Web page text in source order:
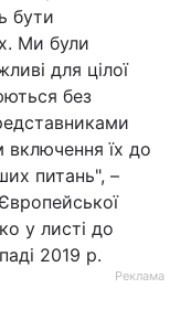
бути
Ми були
для цілої
без
включення їх до
питань", –
у листі до
2019 р.
Реклама